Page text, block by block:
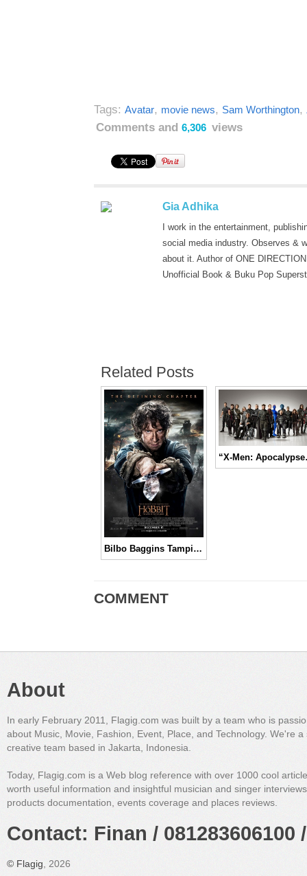
Tags: Avatar, movie news, Sam Worthington,
Comments and 6,306 views
Gia Adhika
I work in the entertainment,
social media industry. Observes &
about it. Author of ONE
Unofficial Book & Buku Pop
Related Posts
Bilbo Baggins Tampil di Poster Terbaru “The Hobbit: The Battle of The Five Armies”
“X-Men:
COMMENT
About
In early February 2011, Flagig.com was built by a team who is
about Music, Movie, Fashion, Event, Place, and Technology. We're a
creative team based in Jakarta, Indonesia.
Today, Flagig.com is a Web blog reference with over 1000 cool
worth useful information and insightful musician and singer
products documentation, events coverage and places reviews.
Contact: Finan /
© Flagig , 2026